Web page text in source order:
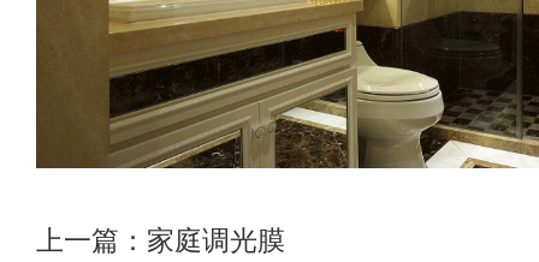
上一篇： 家庭调光膜